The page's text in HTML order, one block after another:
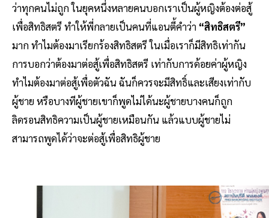
ว่าทุกคนไม่ถูก ในยุคหนึ่งหลายคนบอกเราเป็นผู้หญิงต้องต่อสู้
เพื่อสิทธิสตรี ทำให้พี่กลายเป็นคนที่แอนตี้คำว่า “สิทธิสตรี”
มาก ทำไมต้องมาเรียกร้องสิทธิสตรี ในเมื่อเราก็มีสิทธิเท่ากัน
การบอกว่าต้องมาต่อสู้เพื่อสิทธิสตรี เท่ากับการด้อยค่าผู้หญิง
ทำไมต้องมาต่อสู้เพื่อตัวฉัน ฉันก็ควรจะมีสิทธิ์และเสียงเท่ากับ
ผู้ชาย หรือบางทีผู้ชายเขาก็พูดไม่ได้นะผู้ชายบางคนก็ถูก
ลิดรอนสิทธิความเป็นผู้ชายเหมือนกัน แล้วแบบผู้ชายไม่
สามารถพูดได้ว่าจะต่อสู้เพื่อสิทธิผู้ชาย